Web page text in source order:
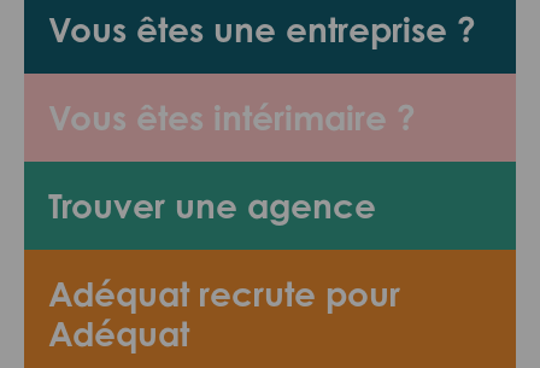
Vous êtes une entreprise ?
Vous êtes intérimaire ?
Trouver une agence
Adéquat recrute pour
Adéquat